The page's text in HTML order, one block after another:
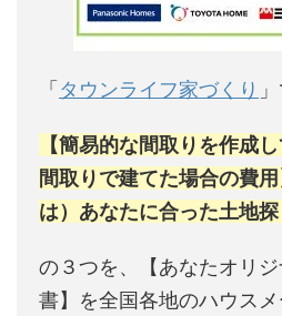
「タウンライフ家づくり
【簡易的な間取りを作成し
間取りで建てた場合の費用
は）あなたに合った土地探
の３つを、【あなたオリ
書】を全国各地のハウス